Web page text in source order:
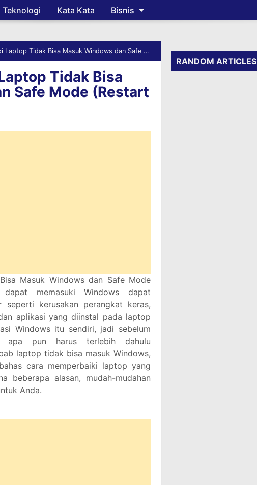
Skip to main content
Teknologi Kata Kata Bisnis
Tidak Bisa Masuk Windows dan Safe Mode (Restart Terus)
Tidak Bisa
Safe Mode (Restart
Masuk Windows dan Safe Mode
memasuki Windows dapat
kerusakan perangkat keras,
aplikasi yang diinstal pada laptop
Windows itu sendiri, jadi sebelum
apa pun harus terlebih dahulu
laptop tidak bisa masuk Windows,
cara memperbaiki laptop yang
beberapa alasan, mudah-mudahan
Anda.
RANDOM ARTICLES